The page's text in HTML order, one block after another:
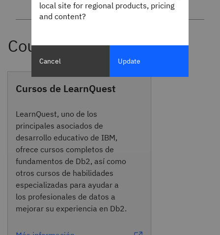
Cursos de LearnQuest
LearnQuest, uno de los
principales asociados de
desarrollo educativo de IBM,
ofrece cursos completos de
fundamentos de Db2, así como
otros cursos de habilidades
especializadas para ayudar a
los profesionales de datos a
mejorar su experiencia en Db2.
local site for regional products, pricing
and content?
Cancel Update